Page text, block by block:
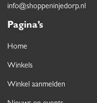
info@shoppeninjedorp.nl
Pagina’s
Home
Winkels
Winkel aanmelden